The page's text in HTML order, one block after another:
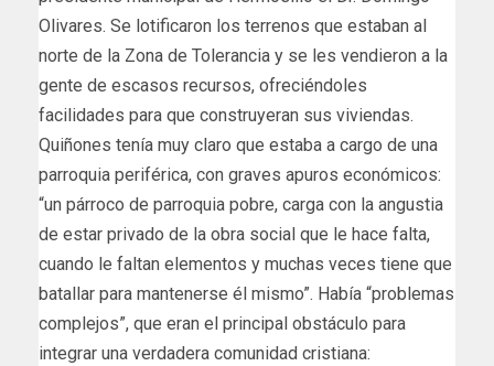
Olivares. Se lotificaron los terrenos que estaban al
norte de la Zona de Tolerancia y se les vendieron a la
gente de escasos recursos, ofreciéndoles
facilidades para que construyeran sus viviendas.
Quiñones tenía muy claro que estaba a cargo de una
parroquia periférica, con graves apuros económicos:
“un párroco de parroquia pobre, carga con la angustia
de estar privado de la obra social que le hace falta,
cuando le faltan elementos y muchas veces tiene que
batallar para mantenerse él mismo”. Había “problemas
complejos”, que eran el principal obstáculo para
integrar una verdadera comunidad cristiana: